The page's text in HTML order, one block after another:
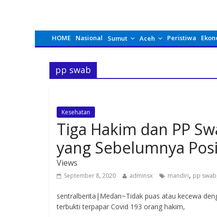
HOME Nasional Sumut Aceh Peristiwa
pp swab
Kesehatan
Tiga Hakim dan PP
yang Sebelumnya
Views
September 8, 2020 adminsx mandiri, pp swab
sentralberita|Medan~Tidak puas atau kecewa
terbukti terpapar Covid 193 orang hakim,